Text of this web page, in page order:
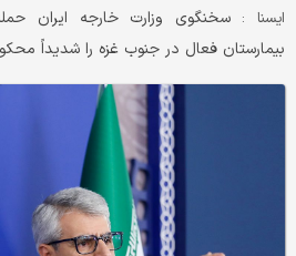
ايسنا :سخنگوی وزارت خارجه ایران
بیمارستان فعال در جنوب غزه را شدیداً